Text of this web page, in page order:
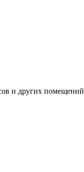
и других помещений